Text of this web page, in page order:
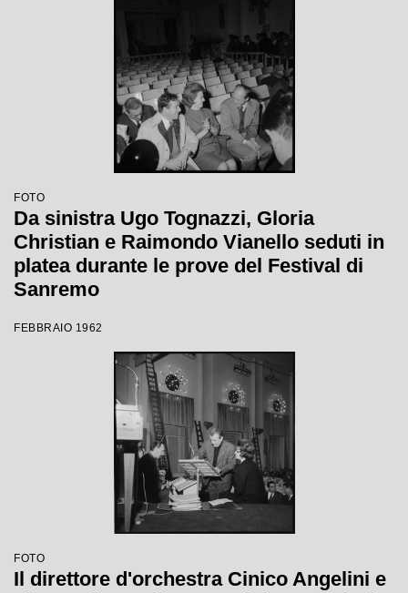
FOTO
Da sinistra Ugo Tognazzi, Gloria
Christian e Raimondo Vianello seduti in
platea durante le prove del Festival di
Sanremo
FEBBRAIO 1962
FOTO
Il direttore d'orchestra Cinico Angelini e